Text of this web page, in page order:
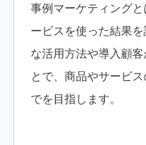
事例マーケティング
ービスを使った結果
な活用方法や導入顧
とで、商品やサービ
でを目指します。